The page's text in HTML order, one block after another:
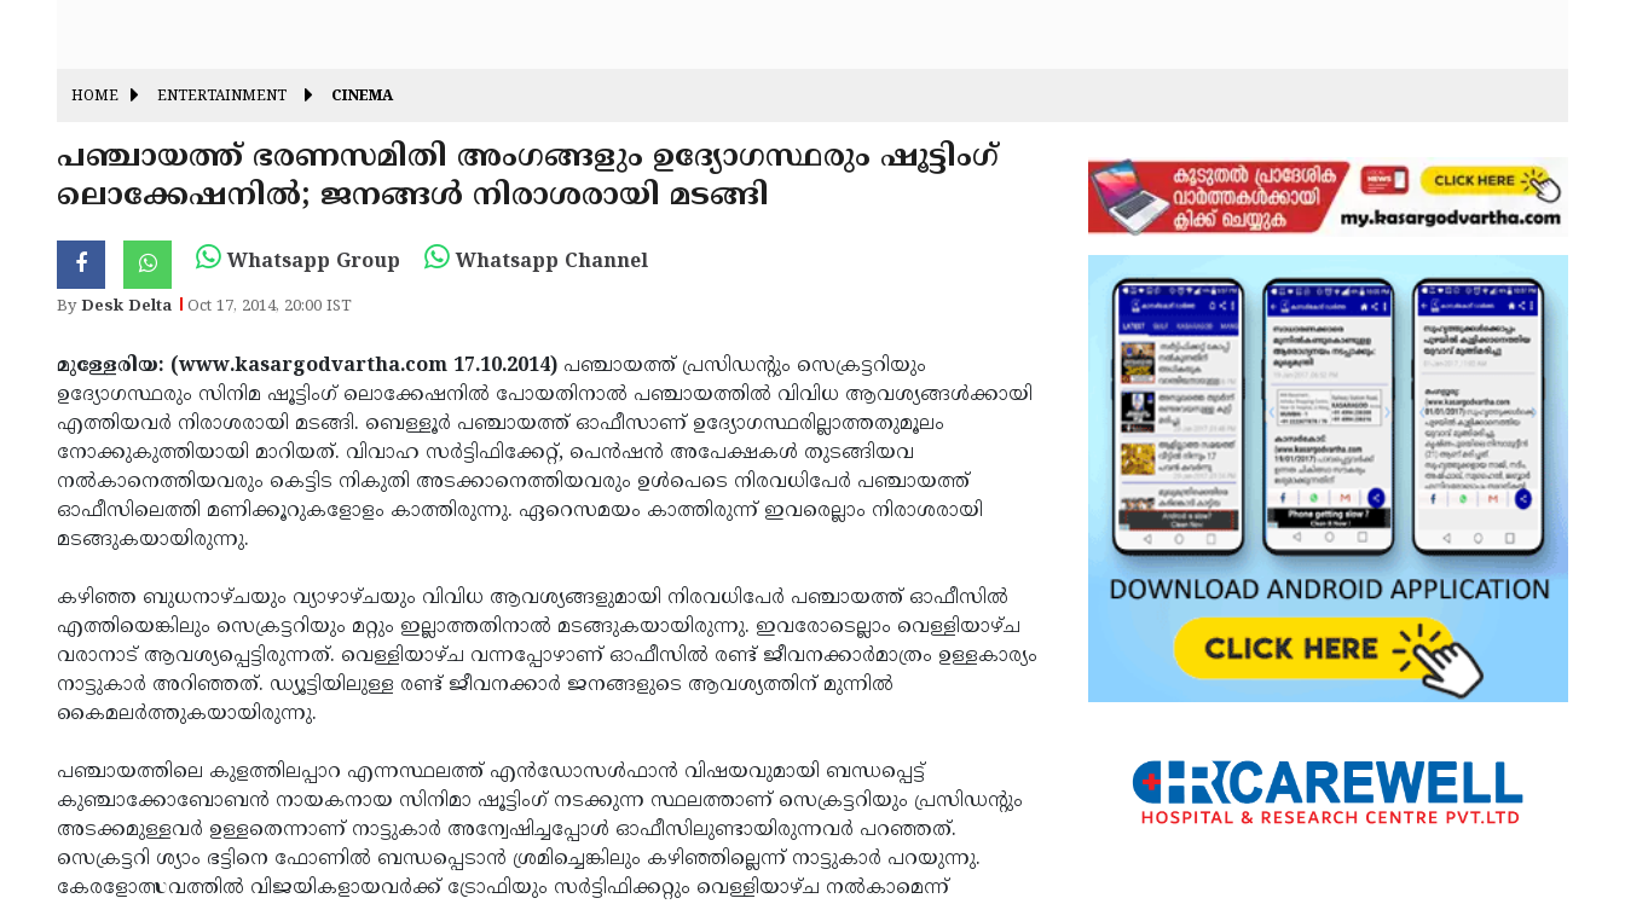
HOME ENTERTAINMENT CINEMA
പഞ്ചായത്ത് ഭരണസമിതി അംഗങ്ങളും ഉദ്യോഗസ്ഥരും ഷൂട്ടിംഗ്
ലൊക്കേഷനില്‍; ജനങ്ങള്‍ നിരാശരായി മടങ്ങി
Whatsapp Group Whatsapp Channel
ByDesk Delta Oct 17, 2014, 20:00 IST
മുള്ളേരിയ: (www.kasargodvartha.com 17.10.2014) പഞ്ചായത്ത് പ്രസിഡന്റും സെക്രട്ടറിയും
ഉദ്യോഗസ്ഥരും സിനിമ ഷൂട്ടിംഗ് ലൊക്കേഷനില്‍ പോയതിനാല്‍ പഞ്ചായത്തില്‍ വിവിധ ആവശ്യങ്ങള്‍ക്കായി
എത്തിയവര്‍ നിരാശരായി മടങ്ങി. ബെള്ളൂര്‍ പഞ്ചായത്ത് ഓഫീസാണ് ഉദ്യോഗസ്ഥരില്ലാത്തതുമൂലം
നോക്കുകുത്തിയായി മാറിയത്. വിവാഹ സര്‍ട്ടിഫിക്കേറ്റ്, പെന്‍ഷന്‍ അപേക്ഷകള്‍ തുടങ്ങിയവ
നല്‍കാനെത്തിയവരും കെട്ടിട നികുതി അടക്കാനെത്തിയവരും ഉള്‍പെടെ നിരവധിപേര്‍ പഞ്ചായത്ത്
ഓഫീസിലെത്തി മണിക്കൂറുകളോളം കാത്തിരുന്നു. ഏറെസമയം കാത്തിരുന്ന് ഇവരെല്ലാം നിരാശരായി
മടങ്ങുകയായിരുന്നു.
കഴിഞ്ഞ ബുധനാഴ്ചയും വ്യാഴാഴ്ചയും വിവിധ ആവശ്യങ്ങളുമായി നിരവധിപേര്‍ പഞ്ചായത്ത് ഓഫീസില്‍
എത്തിയെങ്കിലും സെക്രട്ടറിയും മറ്റും ഇല്ലാത്തതിനാല്‍ മടങ്ങുകയായിരുന്നു. ഇവരോടെല്ലാം വെള്ളിയാഴ്ച
വരാനാട് ആവശ്യപ്പെട്ടിരുന്നത്. വെള്ളിയാഴ്ച വന്നപ്പോഴാണ് ഓഫീസില്‍ രണ്ട് ജീവനക്കാര്‍മാത്രം ഉള്ളകാര്യം
നാട്ടുകാര്‍ അറിഞ്ഞത്. ഡ്യൂട്ടിയിലുള്ള രണ്ട് ജീവനക്കാര്‍ ജനങ്ങളുടെ ആവശ്യത്തിന് മുന്നില്‍
കൈമലര്‍ത്തുകയായിരുന്നു.
പഞ്ചായത്തിലെ കുളത്തിലപ്പാറ എന്നസ്ഥലത്ത് എന്‍ഡോസള്‍ഫാന്‍ വിഷയവുമായി ബന്ധപ്പെട്ട്
കുഞ്ചാക്കോബോബന്‍ നായകനായ സിനിമാ ഷൂട്ടിംഗ് നടക്കുന്ന സ്ഥലത്താണ് സെക്രട്ടറിയും പ്രസിഡന്റും
അടക്കമുള്ളവര്‍ ഉള്ളതെന്നാണ് നാട്ടുകാര്‍ അന്വേഷിച്ചപ്പോള്‍ ഓഫീസിലുണ്ടായിരുന്നവര്‍ പറഞ്ഞത്.
സെക്രട്ടറി ശ്യാം ഭട്ടിനെ ഫോണില്‍ ബന്ധപ്പെടാന്‍ ശ്രമിച്ചെങ്കിലും കഴിഞ്ഞില്ലെന്ന് നാട്ടുകാര്‍ പറയുന്നു.
കേരളോത്സവത്തില്‍ വിജയികളായവര്‍ക്ക് ട്രോഫിയും സര്‍ട്ടിഫിക്കറ്റും വെള്ളിയാഴ്ച നല്‍കാമെന്ന്